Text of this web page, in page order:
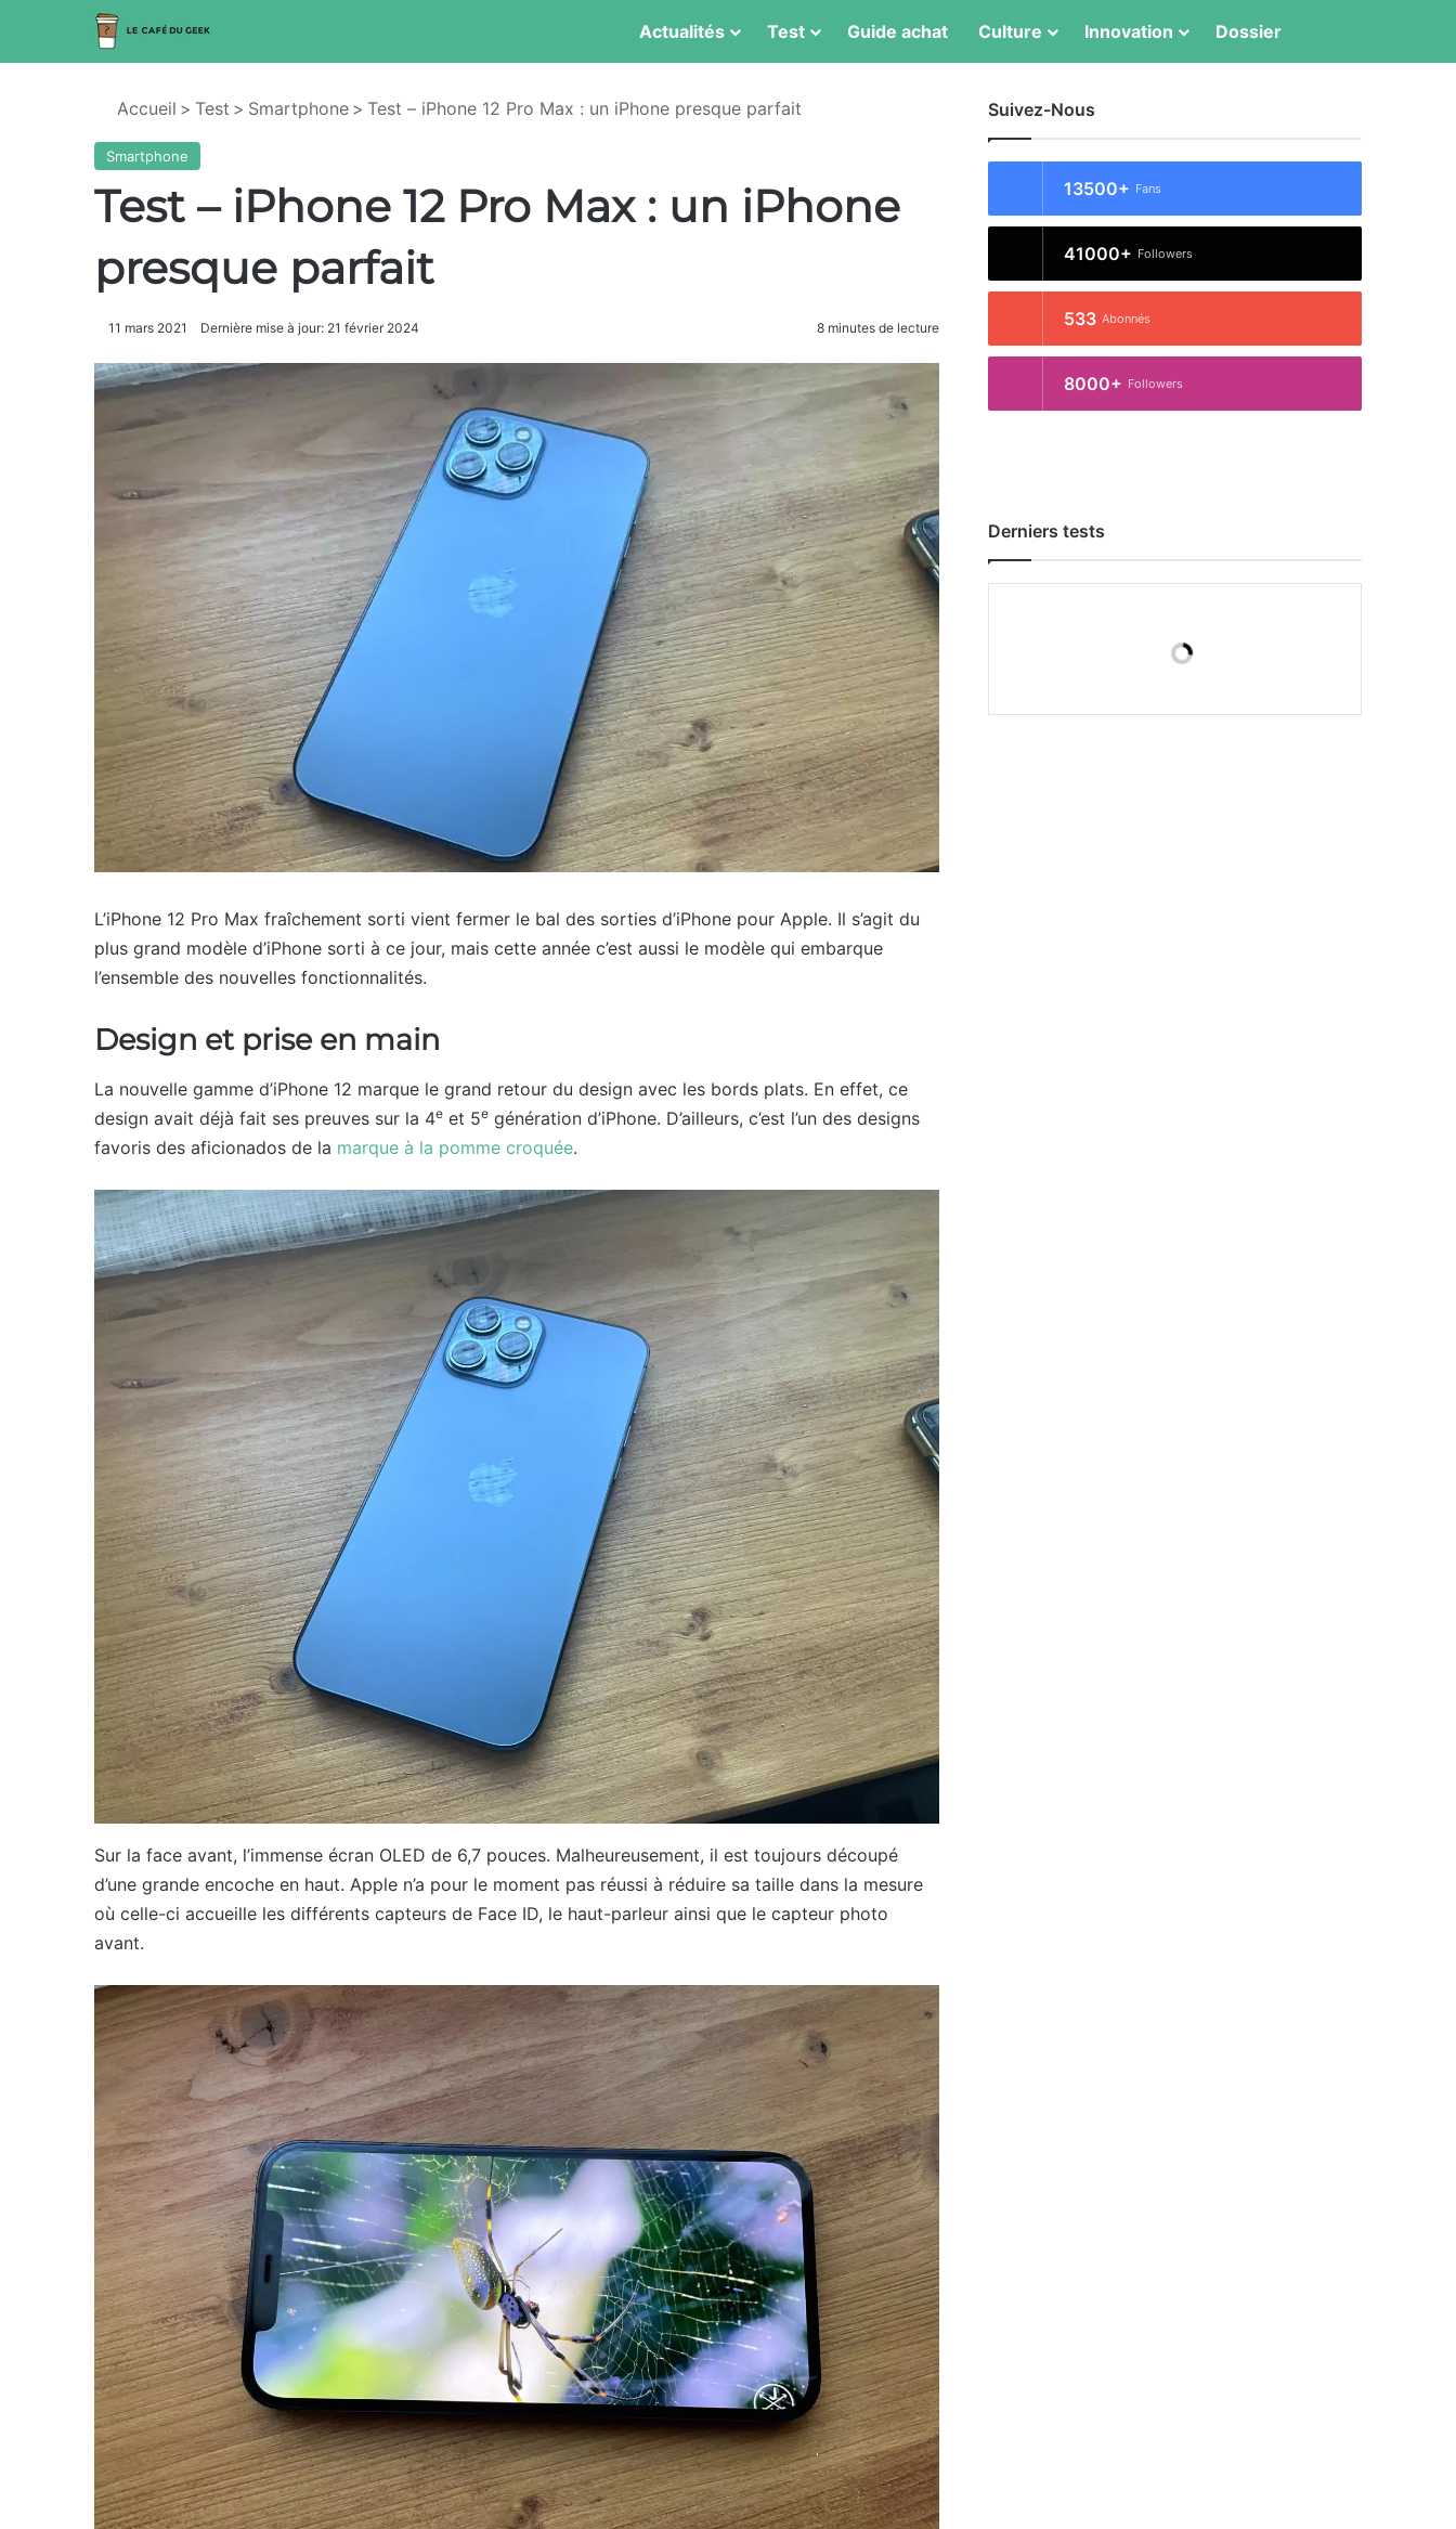
Actualités Test Guide achat Culture Innovation Dossier
Accueil > Test > Smartphone > Test – iPhone 12 Pro Max : un iPhone presque parfait
Smartphone
Test – iPhone 12 Pro Max : un iPhone
presque parfait
11 mars 2021 Dernière mise à jour: 21 février 2024 8 minutes de lecture
L’iPhone 12 Pro Max fraîchement sorti vient fermer le bal des sorties d’iPhone pour Apple. Il s’agit du
plus grand modèle d’iPhone sorti à ce jour, mais cette année c’est aussi le modèle qui embarque
l’ensemble des nouvelles fonctionnalités.
Design et prise en main
La nouvelle gamme d’iPhone 12 marque le grand retour du design avec les bords plats. En effet, ce
design avait déjà fait ses preuves sur la 4e et 5e génération d’iPhone. D’ailleurs, c’est l’un des designs
favoris des aficionados de la marque à la pomme croquée.
Sur la face avant, l’immense écran OLED de 6,7 pouces. Malheureusement, il est toujours découpé
d’une grande encoche en haut. Apple n’a pour le moment pas réussi à réduire sa taille dans la mesure
où celle-ci accueille les différents capteurs de Face ID, le haut-parleur ainsi que le capteur photo
avant.
Suivez-Nous
13500+ Fans
41000+ Followers
533 Abonnés
8000+ Followers
Derniers tests